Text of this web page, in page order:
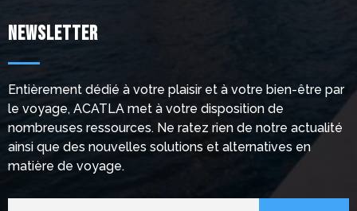
Newsletter
Entièrement dédié à votre plaisir et à votre bien-être par
le voyage, ACATLA met à votre disposition de
nombreuses ressources. Ne ratez rien de notre actualité
ainsi que des nouvelles solutions et alternatives en
matière de voyage.